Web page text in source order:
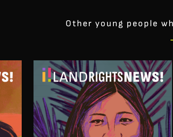
Other young people